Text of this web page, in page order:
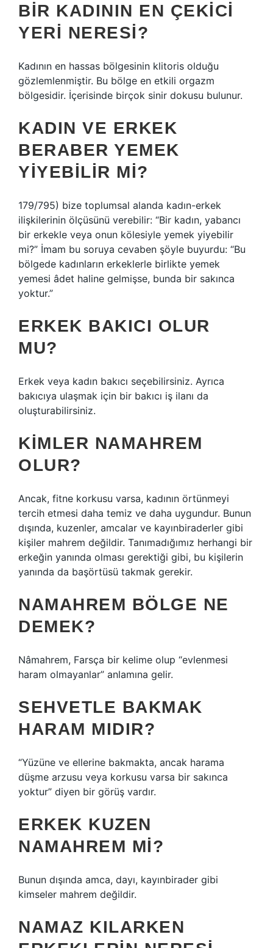
BIR KADININ EN ÇEKICI
YERI NERESI?
Kadının en hassas bölgesinin klitoris olduğu
gözlemlenmiştir. Bu bölge en etkili orgazm
bölgesidir. İçerisinde birçok sinir dokusu bulunur.
KADIN VE ERKEK
BERABER YEMEK
YIYEBILIR MI?
179/795) bize toplumsal alanda kadın-erkek
ilişkilerinin ölçüsünü verebilir: “Bir kadın, yabancı
bir erkekle veya onun kölesiyle yemek yiyebilir
mi?” İmam bu soruya cevaben şöyle buyurdu: “Bu
bölgede kadınların erkeklerle birlikte yemek
yemesi âdet haline gelmişse, bunda bir sakınca
yoktur.”
ERKEK BAKICI OLUR
MU?
Erkek veya kadın bakıcı seçebilirsiniz. Ayrıca
bakıcıya ulaşmak için bir bakıcı iş ilanı da
oluşturabilirsiniz.
KIMLER NAMAHREM
OLUR?
Ancak, fitne korkusu varsa, kadının örtünmeyi
tercih etmesi daha temiz ve daha uygundur. Bunun
dışında, kuzenler, amcalar ve kayınbiraderler gibi
kişiler mahrem değildir. Tanımadığımız herhangi bir
erkeğin yanında olması gerektiği gibi, bu kişilerin
yanında da başörtüsü takmak gerekir.
NAMAHREM BÖLGE NE
DEMEK?
Nâmahrem, Farsça bir kelime olup “evlenmesi
haram olmayanlar” anlamına gelir.
SEHVETLE BAKMAK
HARAM MIDIR?
“Yüzüne ve ellerine bakmakta, ancak harama
düşme arzusu veya korkusu varsa bir sakınca
yoktur” diyen bir görüş vardır.
ERKEK KUZEN
NAMAHREM MI?
Bunun dışında amca, dayı, kayınbirader gibi
kimseler mahrem değildir.
NAMAZ KILARKEN